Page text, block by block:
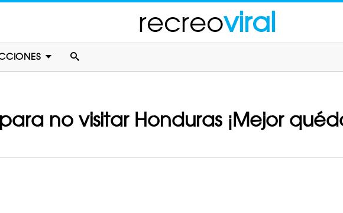
recreoviral
para no visitar Honduras ¡Mejor